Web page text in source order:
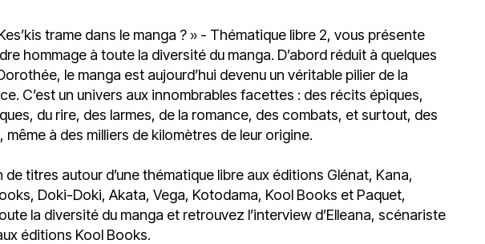
Sud
avec
OgLounis
20.07.2026
que
j’étais
ma
mère
!
»
le
27
juin
2026
Émissions
Interviews
Chroniques
Évènements
trame dans le manga ? » - Thématique libre 2, vous présente
hommage à toute la diversité du manga. D’abord réduit à quelques
le manga est aujourd’hui devenu un véritable pilier de la
C’est un univers aux innombrables facettes : des récits épiques,
du rire, des larmes, de la romance, des combats, et surtout, des
à des milliers de kilomètres de leur origine.
titres autour d’une thématique libre aux éditions Glénat, Kana,
Doki-Doki, Akata, Vega, Kotodama, Kool Books et Paquet,
la diversité du manga et retrouvez l’interview d’Elleana, scénariste
éditions Kool Books.